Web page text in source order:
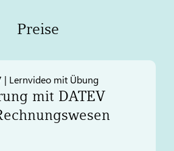
Preise
| Lernvideo mit Übung
mit DATEV